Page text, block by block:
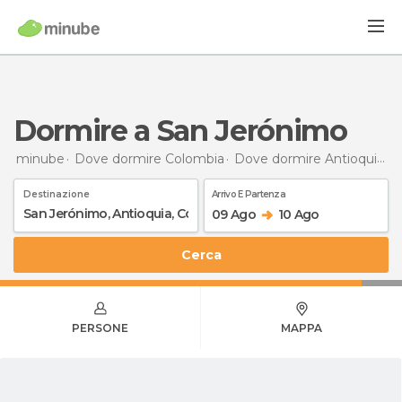
Dormire a San Jerónimo
minube Dove dormire Colombia Dove dormire Antioquia
Destinazione Arrivo E Partenza
09 Ago 10 Ago
Cerca
PERSONE MAPPA